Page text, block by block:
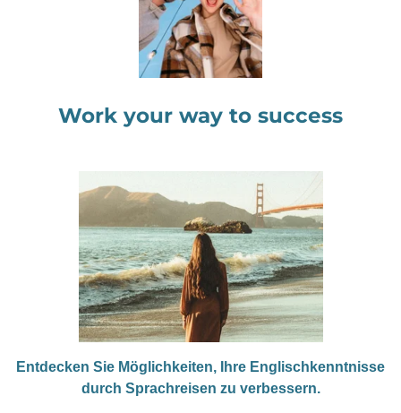
Work your way to success
Entdecken Sie Möglichkeiten, Ihre Englischkenntnisse
durch Sprachreisen zu verbessern.